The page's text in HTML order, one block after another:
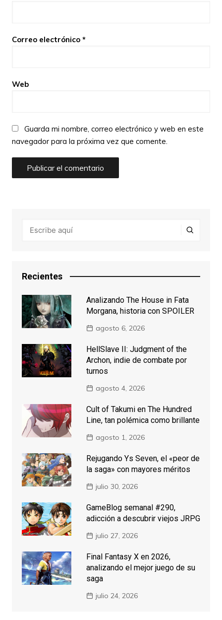
Correo electrónico *
Web
Guarda mi nombre, correo electrónico y web en este
navegador para la próxima vez que comente.
Recientes
Analizando The House in Fata
Morgana, historia con SPOILER
agosto 6, 2026
HellSlave II: Judgment of the
Archon, indie de combate por
turnos
agosto 4, 2026
Cult of Takumi en The Hundred
Line, tan polémica como brillante
agosto 1, 2026
Rejugando Ys Seven, el «peor de
la saga» con mayores méritos
julio 30, 2026
GameBlog semanal #290,
adicción a descubrir viejos JRPG
julio 27, 2026
Final Fantasy X en 2026,
analizando el mejor juego de su
saga
julio 24, 2026